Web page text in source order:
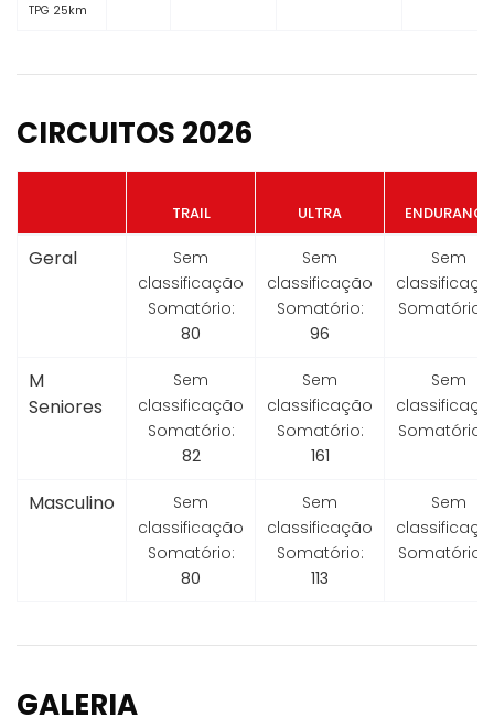
TPG 25km
CIRCUITOS 2026
TRAIL ULTRA ENDURANCE
Geral
Sem
classificação
Somatório:
80
Sem
classificação
Somatório:
96
Sem
Somatório:
M
Seniores
Sem
classificação
Somatório:
82
Sem
classificação
Somatório:
161
Sem
Somatório:
Masculino
Sem
classificação
Somatório:
80
Sem
classificação
Somatório:
113
Sem
Somatório:
GALERIA